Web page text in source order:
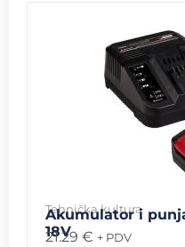
Tehnička kultura
Akumulator i
18V
21.29 € + PDV